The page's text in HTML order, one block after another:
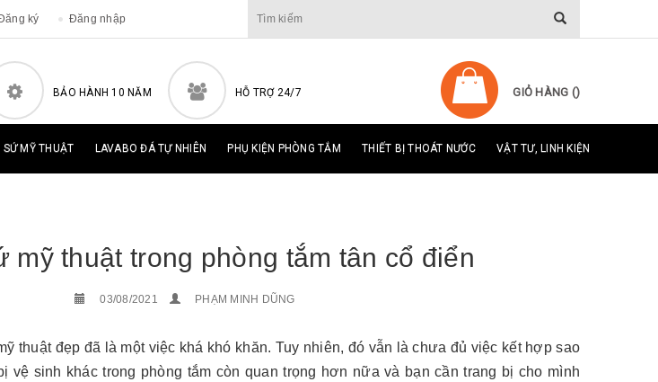
ký Đăng nhập
BẢO HÀNH 10 NĂM HỖ TRỢ 24/7 GIỎ HÀNG ()
SỨ MỸ THUẬT LAVABO ĐÁ TỰ NHIÊN PHỤ KIỆN PHÒNG TẮM THIẾT BỊ THOÁT NƯỚC VẬT TƯ, LINH KIỆN
mỹ thuật trong phòng tắm tân cổ điển
03/08/2021 PHẠM MINH DŨNG
thuật đẹp đã là một việc khá khó khăn. Tuy nhiên, đó vẫn là chưa đủ việc kết hợp sao
vệ sinh khác trong phòng tắm còn quan trọng hơn nữa và bạn cần trang bị cho mình